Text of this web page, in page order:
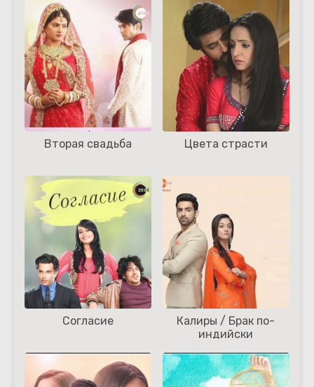
Вторая свадьба Цвета страсти
Согласие
Калиры / Брак по-
индийски